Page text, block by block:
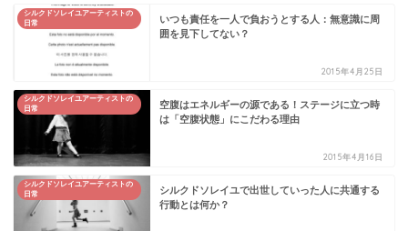
シルクドソレイユアーティストの
日常
いつも責任を一人で負おうとする人：無意識に周
囲を見下してない？
2015年4月25日
シルクドソレイユアーティストの
日常
空腹はエネルギーの源である！ステージに立つ時
は「空腹状態」にこだわる理由
2015年4月16日
シルクドソレイユアーティストの
日常
シルクドソレイユで出世していった人に共通する
行動とは何か？